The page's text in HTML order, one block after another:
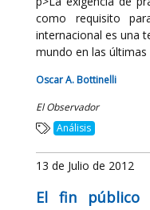
como requisito
internacional es una
mundo en las últimas
Oscar A. Bottinelli
El Observador
Análisis
13 de Julio de 2012
El fin público